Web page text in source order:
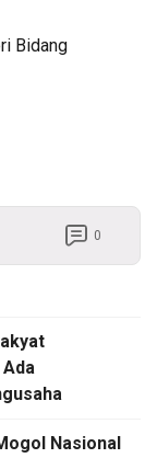
Bidang
0
Nasional